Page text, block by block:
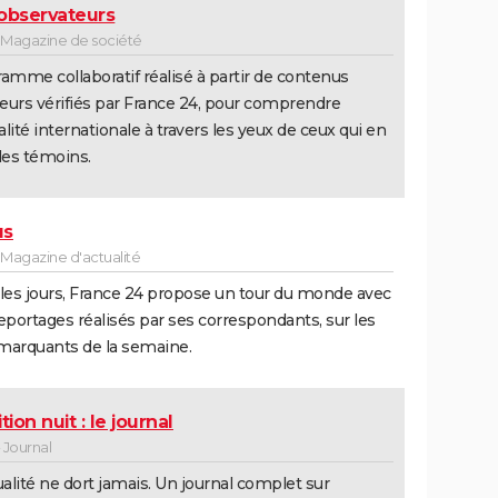
de société
collaboratif réalisé à partir de contenus
vérifiés par France 24, pour comprendre
internationale à travers les yeux de ceux qui en
témoins.
d'actualité
jours, France 24 propose un tour du monde avec
réalisés par ses correspondants, sur les
de la semaine.
nuit : le journal
Journal
ne dort jamais. Un journal complet sur